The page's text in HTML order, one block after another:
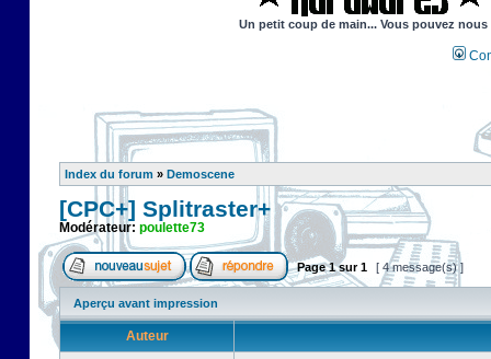
Un petit coup de main... Vous pouvez
Index du forum » Demoscene
[CPC+] Splitraster+
Modérateur: poulette73
Page1sur1 [ 4 message(s) ]
Aperçu avant impression
Auteur